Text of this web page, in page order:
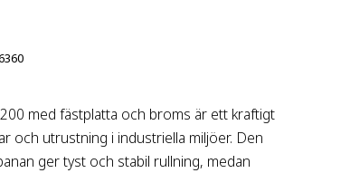
med fästplatta och broms är ett kraftigt
och utrustning i industriella miljöer. Den
ger tyst och stabil rullning, medan